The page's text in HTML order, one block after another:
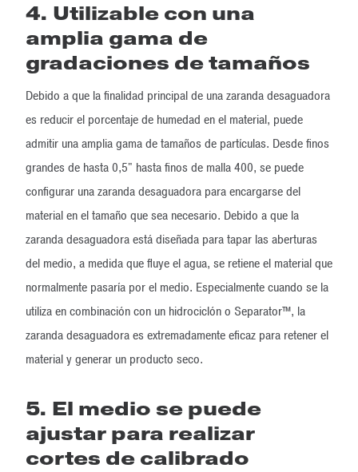
4. Utilizable con una
amplia gama de
gradaciones de tamaños
Debido a que la finalidad principal de una zaranda desaguadora
es reducir el porcentaje de humedad en el material, puede
admitir una amplia gama de tamaños de partículas. Desde finos
grandes de hasta 0,5" hasta finos de malla 400, se puede
configurar una zaranda desaguadora para encargarse del
material en el tamaño que sea necesario. Debido a que la
zaranda desaguadora está diseñada para tapar las aberturas
del medio, a medida que fluye el agua, se retiene el material que
normalmente pasaría por el medio. Especialmente cuando se la
utiliza en combinación con un hidrociclón o Separator™, la
zaranda desaguadora es extremadamente eficaz para retener el
material y generar un producto seco.
5. El medio se puede
ajustar para realizar
cortes de calibrado